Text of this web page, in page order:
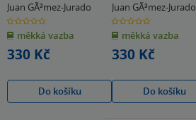
Juan GÃ³mez-Jurado
0.0
z
5
hvězdiček
měkká vazba
330 Kč
Do košíku
Juan GÃ³mez-Jurado
0.0
z
5
hvězdiček
měkká vazba
330 Kč
Do košíku